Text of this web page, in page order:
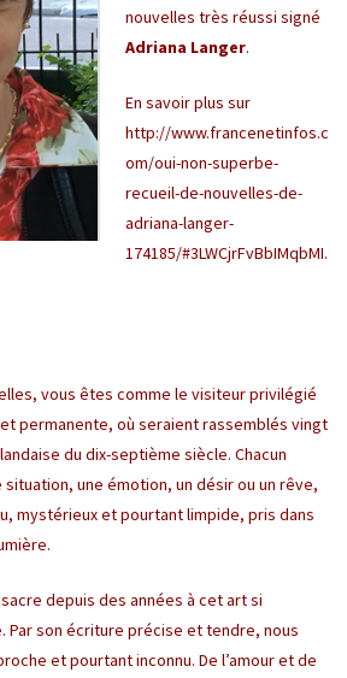
nouvelles très réussi signé
Adriana Langer.
En savoir plus sur
http://www.francenetinfos.c
om/oui-non-superbe-
recueil-de-nouvelles-de-
adriana-langer-
174185/#3LWCjrFvBbIMqbMI.
vous êtes comme le visiteur privilégié
permanente, où seraient rassemblés vingt
du dix-septième siècle. Chacun
une émotion, un désir ou un rêve,
mystérieux et pourtant limpide, pris dans
depuis des années à cet art si
Par son écriture précise et tendre, nous
et pourtant inconnu. De l’amour et de